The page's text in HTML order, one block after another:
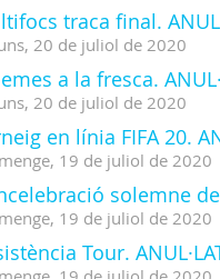
traca final.
20 de juliol de 2020
a la fresca.
20 de juliol de 2020
en línia FIFA 20.
19 de juliol de 2020
solemne
19 de juliol de 2020
Tour.